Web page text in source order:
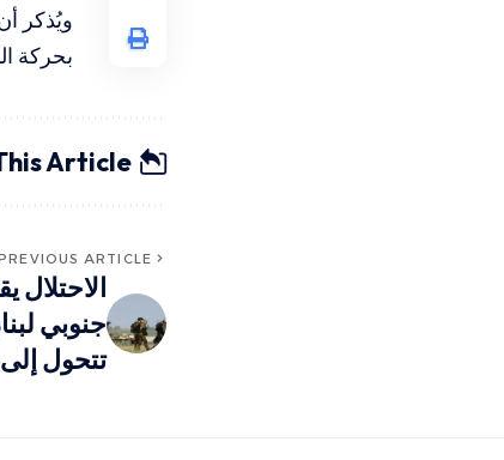
ويُذكر
بحركة
Article
ARTICLE
جنوبي
تتحول